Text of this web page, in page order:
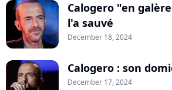
Calogero "en
l'a sauvé
December 18, 2024
Calogero : son
December 17, 2024